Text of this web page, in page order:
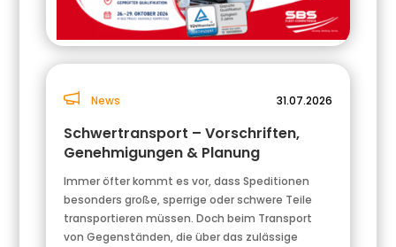
News 31.07.2026
Schwertransport – Vorschriften,
Genehmigungen & Planung
Immer öfter kommt es vor, dass Speditionen
besonders große, sperrige oder schwere Teile
transportieren müssen. Doch beim Transport
von Gegenständen, die über das zulässige